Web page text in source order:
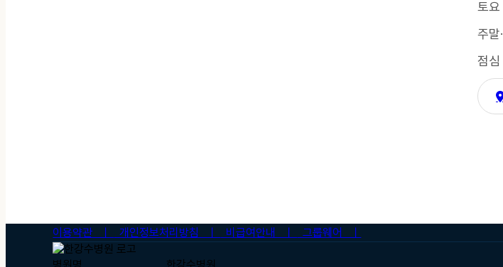
토요
주말
점심
이용약관 ㅣ 개인정보처리방침 ㅣ 비급여안내 ㅣ 그룹웨어 ㅣ
병원명 한강수병원